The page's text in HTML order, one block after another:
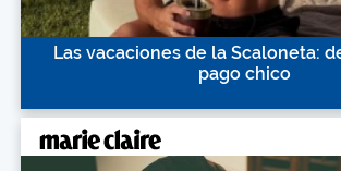
Las vacaciones de la Scaloneta:
pago chico